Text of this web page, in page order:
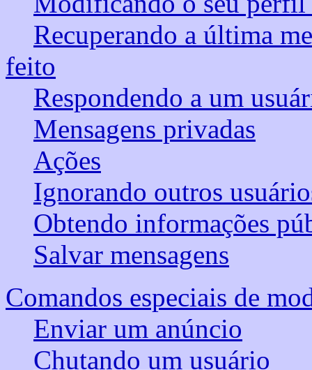
Recuperando a última
feito
Respondendo a um
Mensagens privadas
Ações
Ignorando outros
Obtendo informações
Salvar mensagens
Comandos especiais de
Enviar um anúncio
Chutando um usuário